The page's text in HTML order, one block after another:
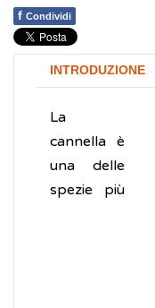
f Condividi
INTRODUZIONE
La
cannella è
una delle
spezie più